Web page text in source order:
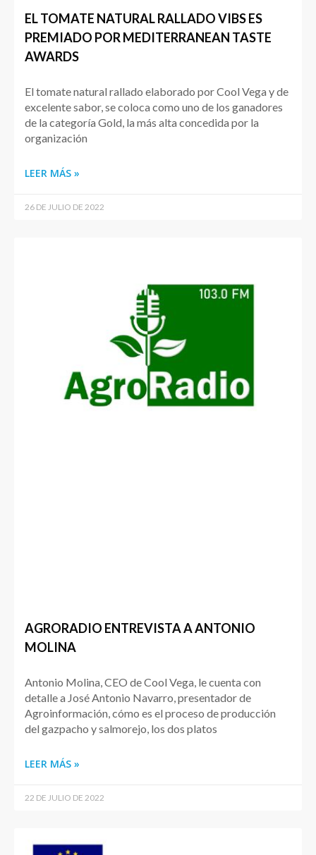
EL TOMATE NATURAL RALLADO VIBS ES
PREMIADO POR MEDITERRANEAN TASTE
AWARDS
El tomate natural rallado elaborado por Cool Vega y de
excelente sabor, se coloca como uno de los ganadores
de la categoría Gold, la más alta concedida por la
organización
LEER MÁS »
26 DE JULIO DE 2022
AGRORADIO ENTREVISTA A ANTONIO
MOLINA
Antonio Molina, CEO de Cool Vega, le cuenta con
detalle a José Antonio Navarro, presentador de
Agroinformación, cómo es el proceso de producción
del gazpacho y salmorejo, los dos platos
LEER MÁS »
22 DE JULIO DE 2022